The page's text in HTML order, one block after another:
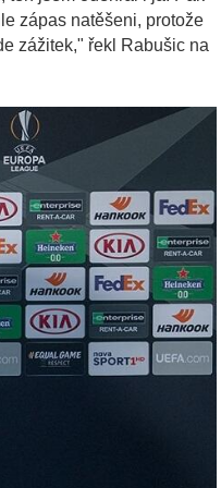
zápas natěšeni, protože
zážitek," řekl Rabušic na